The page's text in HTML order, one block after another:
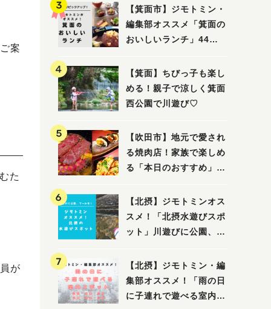
案
た
が
面・吹田・池田・茨木・
高槻）
【箕面市】ジモトミン・
編集部オススメ「箕面の
おいしいランチ」44
から穴場まで！〜
【箕面】ちびっ子も楽し
める！親子で涼しく箕面
西公園で川遊び♡
【吹田市】地元で愛され
る焼肉店！家族で楽しめ
る「本日のおすすめ」で
【北摂】ジモトミンオス
スメ！「北摂水遊びスポ
ット」川遊びに公園、プ
吹田・茨木・高槻）
【北摂】ジモトミン・編
集部オススメ！「雨の日
に子連れで遊べる室内ス